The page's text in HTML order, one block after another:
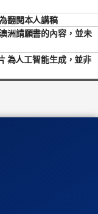
翻閱本人講稿
洲請願書的內容，並未
為人工智能生成，並非